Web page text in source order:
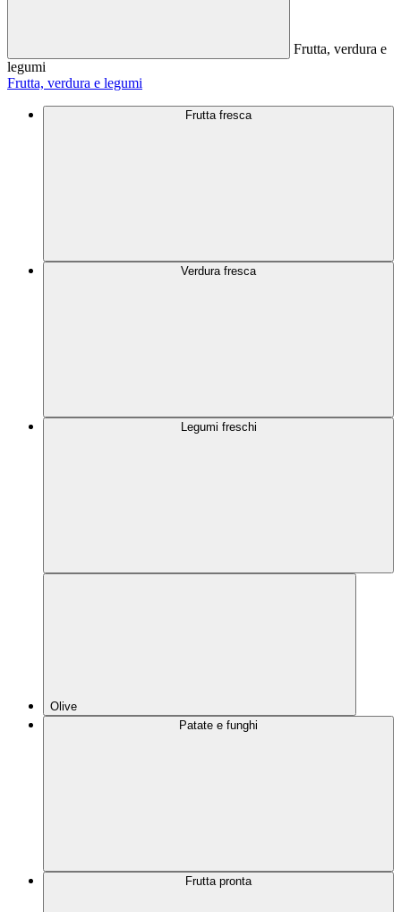
Frutta, verdura e
legumi
Frutta, verdura e legumi
Frutta fresca
Verdura fresca
Legumi freschi
Olive
Patate e funghi
Frutta pronta